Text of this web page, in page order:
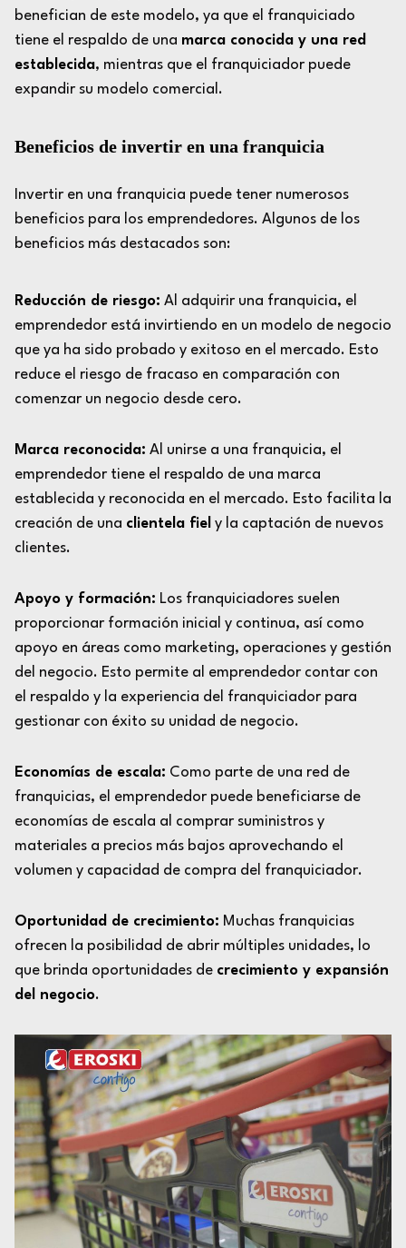
benefician de este modelo, ya que el franquiciado
tiene el respaldo de una marca conocida y una red
establecida, mientras que el franquiciador puede
expandir su modelo comercial.
Beneficios de invertir en una franquicia
Invertir en una franquicia puede tener numerosos
beneficios para los emprendedores. Algunos de los
beneficios más destacados son:
Reducción de riesgo: Al adquirir una franquicia, el
emprendedor está invirtiendo en un modelo de negocio
que ya ha sido probado y exitoso en el mercado. Esto
reduce el riesgo de fracaso en comparación con
comenzar un negocio desde cero.
Marca reconocida: Al unirse a una franquicia, el
emprendedor tiene el respaldo de una marca
establecida y reconocida en el mercado. Esto facilita la
creación de una clientela fiel y la captación de nuevos
clientes.
Apoyo y formación: Los franquiciadores suelen
proporcionar formación inicial y continua, así como
apoyo en áreas como marketing, operaciones y gestión
del negocio. Esto permite al emprendedor contar con
el respaldo y la experiencia del franquiciador para
gestionar con éxito su unidad de negocio.
Economías de escala: Como parte de una red de
franquicias, el emprendedor puede beneficiarse de
economías de escala al comprar suministros y
materiales a precios más bajos aprovechando el
volumen y capacidad de compra del franquiciador.
Oportunidad de crecimiento: Muchas franquicias
ofrecen la posibilidad de abrir múltiples unidades, lo
que brinda oportunidades de crecimiento y expansión
del negocio.